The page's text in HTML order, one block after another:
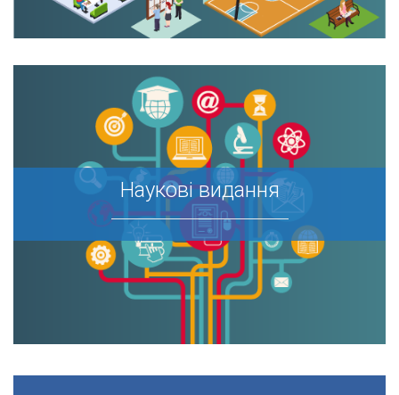
Наукові видання
Наукові видання